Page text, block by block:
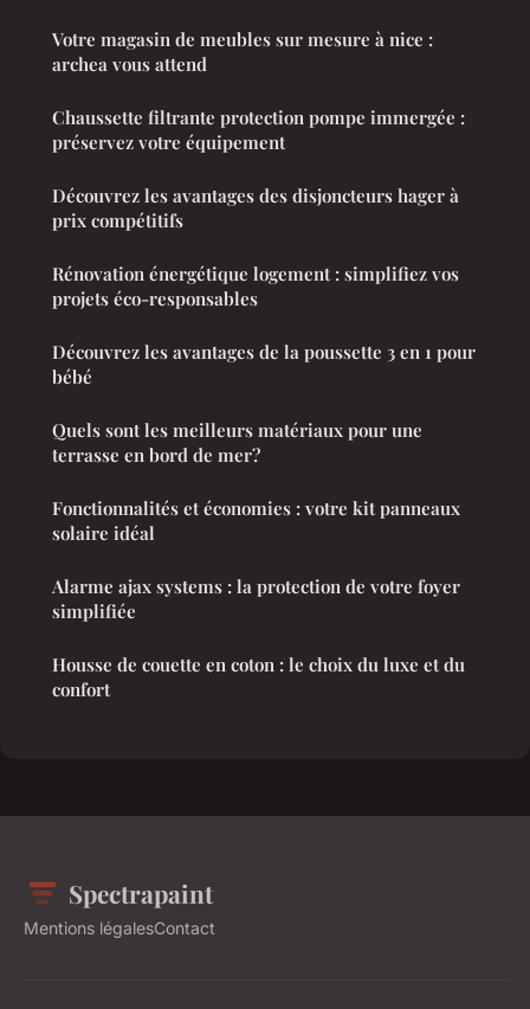
Votre magasin de meubles sur mesure à nice :
archea vous attend
Chaussette filtrante protection pompe immergée :
préservez votre équipement
Découvrez les avantages des disjoncteurs hager à
prix compétitifs
Rénovation énergétique logement : simplifiez vos
projets éco-responsables
Découvrez les avantages de la poussette 3 en 1 pour
bébé
Quels sont les meilleurs matériaux pour une
terrasse en bord de mer?
Fonctionnalités et économies : votre kit panneaux
solaire idéal
Alarme ajax systems : la protection de votre foyer
simplifiée
Housse de couette en coton : le choix du luxe et du
confort
Spectrapaint
Mentions légalesContact